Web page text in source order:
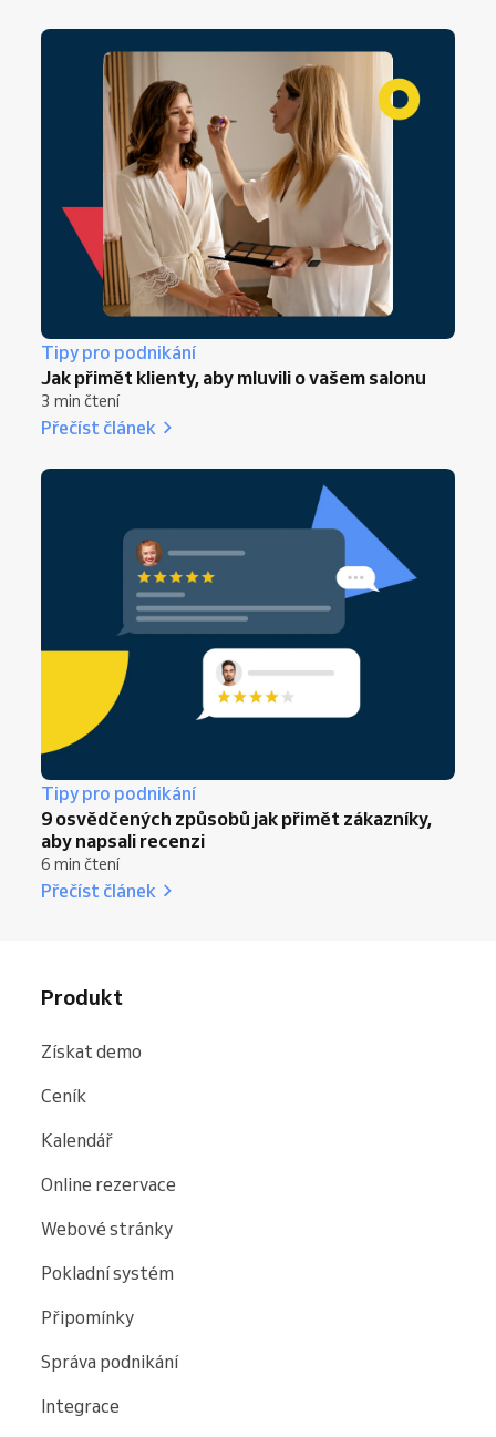
Tipy pro podnikání
Jak přimět klienty, aby mluvili o vašem salonu
3 min čtení
Přečíst článek
Tipy pro podnikání
9 osvědčených způsobů jak přimět zákazníky,
aby napsali recenzi
6 min čtení
Přečíst článek
Produkt
Získat demo
Ceník
Kalendář
Online rezervace
Webové stránky
Pokladní systém
Připomínky
Správa podnikání
Integrace